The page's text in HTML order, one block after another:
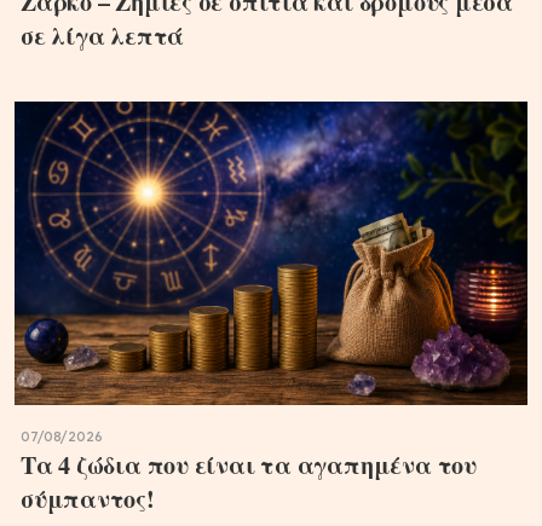
σε λίγα λεπτά
07/08/2026
Τα 4 ζώδια που είναι τα αγαπημένα του
σύμπαντος!